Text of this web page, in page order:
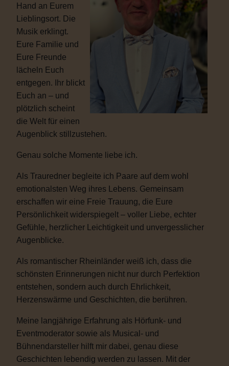
Hand an Eurem
Lieblingsort. Die
Musik erklingt.
Eure Familie und
Eure Freunde
lächeln Euch
entgegen. Ihr blickt
Euch an – und
plötzlich scheint
die Welt für einen
Augenblick stillzustehen.
Genau solche Momente liebe ich.
Als Trauredner begleite ich Paare auf dem wohl
emotionalsten Weg ihres Lebens. Gemeinsam
erschaffen wir eine Freie Trauung, die Eure
Persönlichkeit widerspiegelt – voller Liebe, echter
Gefühle, herzlicher Leichtigkeit und unvergesslicher
Augenblicke.
Als romantischer Rheinländer weiß ich, dass die
schönsten Erinnerungen nicht nur durch Perfektion
entstehen, sondern auch durch Ehrlichkeit,
Herzenswärme und Geschichten, die berühren.
Meine langjährige Erfahrung als Hörfunk- und
Eventmoderator sowie als Musical- und
Bühnendarsteller hilft mir dabei, genau diese
Geschichten lebendig werden zu lassen. Mit der